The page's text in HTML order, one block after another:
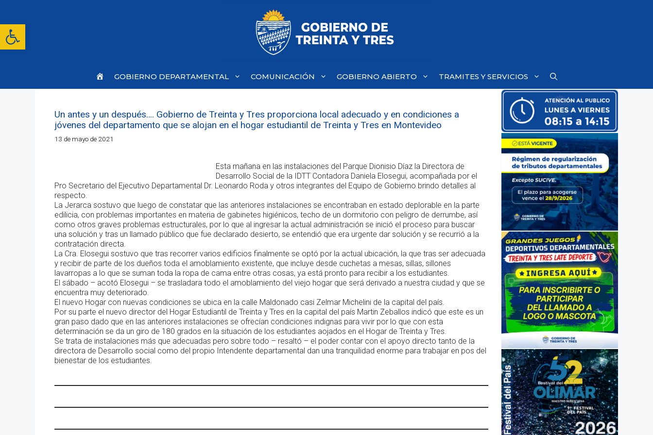
Abrir barra de herramientas
contenido
Inicio
GOBIERNO DEPARTAMENTAL COMUNICACIÓN GOBIERNO ABIERTO TRAMITES Y SERVICIOS
Un antes y un después…. Gobierno de Treinta y Tres proporciona local adecuado y en condiciones a
jóvenes del departamento que se alojan en el hogar estudiantil de Treinta y Tres en Montevideo
13 de mayo de 2021
Esta mañana en las instalaciones del Parque Dionisio Díaz la Directora de
Desarrollo Social de la IDTT Contadora Daniela Elosegui, acompañada por el
Pro Secretario del Ejecutivo Departamental Dr. Leonardo Roda y otros integrantes del Equipo de Gobierno brindo detalles al
respecto.
La Jerarca sostuvo que luego de constatar que las anteriores instalaciones se encontraban en estado deplorable en la parte
edilicia, con problemas importantes en materia de gabinetes higiénicos, techo de un dormitorio con peligro de derrumbe, así
como otros graves problemas estructurales, por lo que al ingresar la actual administración se inició el proceso para buscar
una solución y tras un llamado público que fue declarado desierto, se entendió que era urgente dar solución y se recurrió a la
contratación directa.
La Cra. Elosegui sostuvo que tras recorrer varios edificios finalmente se optó por la actual ubicación, la que tras ser adecuada
y recibir de parte de los dueños toda el amoblamiento existente, que incluye desde cuchetas a mesas, sillas, sillones
lavarropas a lo que se suman toda la ropa de cama entre otras cosas, ya está pronto para recibir a los estudiantes.
El sábado – acotó Elosegui – se trasladara todo el amoblamiento del viejo hogar que será derivado a nuestra ciudad y que se
encuentra muy deteriorado.
El nuevo Hogar con nuevas condiciones se ubica en la calle Maldonado casi Zelmar Michelini de la capital del país.
Por su parte el nuevo director del Hogar Estudiantil de Treinta y Tres en la capital del país Martin Zeballos indicó que este es un
gran paso dado que en las anteriores instalaciones se ofrecían condiciones indignas para vivir por lo que con esta
determinación se da un giro de 180 grados en la situación de los estudiantes aojados en el Hogar de Treinta y Tres.
Se trata de instalaciones más que adecuadas pero sobre todo – resaltó – el poder contar con el apoyo directo tanto de la
directora de Desarrollo social como del propio Intendente departamental dan una tranquilidad enorme para trabajar en pos del
bienestar de los estudiantes.